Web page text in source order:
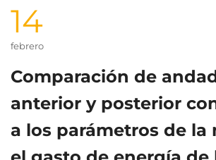
14
febrero
Comparación de
anterior y posterior
a los parámetros de la